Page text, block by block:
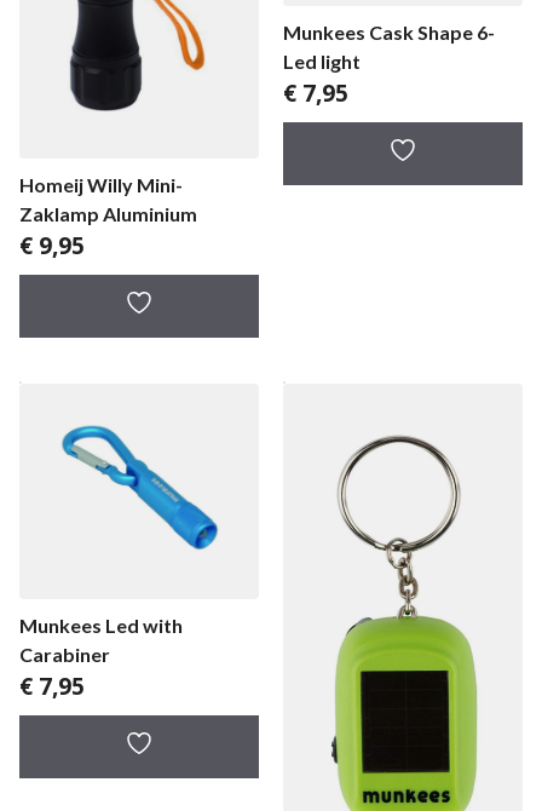
Homeij Willy Mini-
Zaklamp Aluminium
€ 9,95
Munkees Cask Shape 6-
Led light
€ 7,95
Munkees Led with
Carabiner
€ 7,95